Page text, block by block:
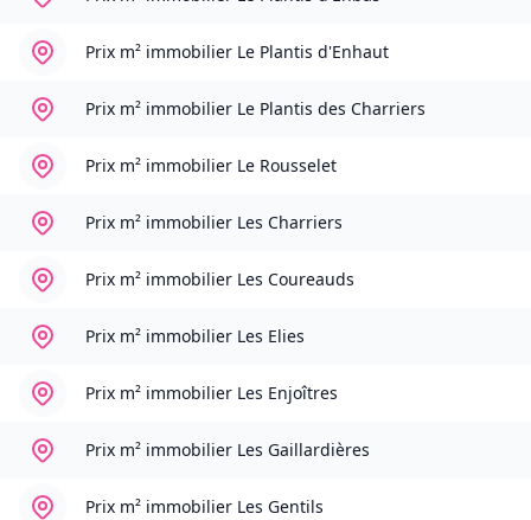
Prix m² immobilier Le Plantis d'Enhaut
Prix m² immobilier Le Plantis des Charriers
Prix m² immobilier Le Rousselet
Prix m² immobilier Les Charriers
Prix m² immobilier Les Coureauds
Prix m² immobilier Les Elies
Prix m² immobilier Les Enjoîtres
Prix m² immobilier Les Gaillardières
Prix m² immobilier Les Gentils